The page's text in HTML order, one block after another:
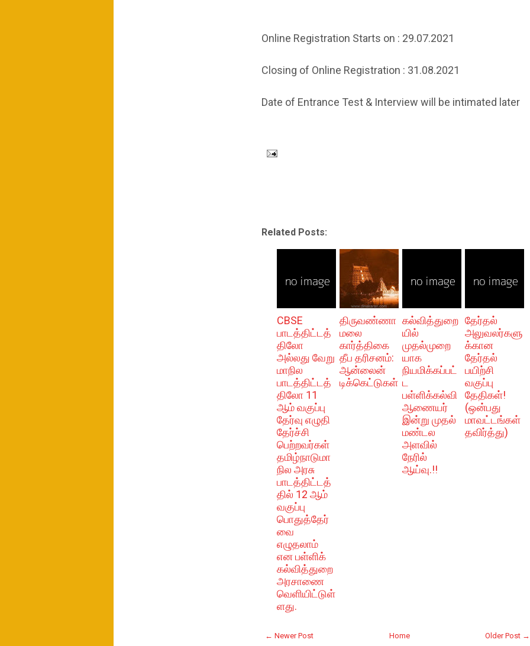
Online Registration Starts on : 29.07.2021
Closing of Online Registration : 31.08.2021
Date of Entrance Test & Interview will be intimated later
Related Posts:
CBSE
பாடத்திட்டத்
திலோ
அல்லது வேறு
மாநில
பாடத்திட்டத்
திலோ 11
ஆம் வகுப்பு
தேர்வு எழுதி
தேர்ச்சி
பெற்றவர்கள்
தமிழ்நாடுமா
நில அரசு
பாடத்திட்டத்
தில் 12 ஆம்
வகுப்பு
பொதுத்தேர்
வை
எழுதலாம்
என பள்ளிக்
கல்வித்துறை
அரசாணை
வெளியிட்டுள்
ளது.
திருவண்ணா
மலை
கார்த்திகை
தீப தரிசனம்:
ஆன்லைன்
டிக்கெட்டுகள்
கல்வித்துறை
யில்
முதல்முறை
யாக
நியமிக்கப்பட்
ட
பள்ளிக்கல்வி
ஆணையர்
இன்று முதல்
மண்டல
அளவில்
நேரில்
ஆய்வு.!!
தேர்தல்
அலுவலர்களு
க்கான
தேர்தல்
பயிற்சி
வகுப்பு
தேதிகள்!
(ஒன்பது
மாவட்டங்கள்
தவிர்த்து)
← Newer Post Older Post →
Home